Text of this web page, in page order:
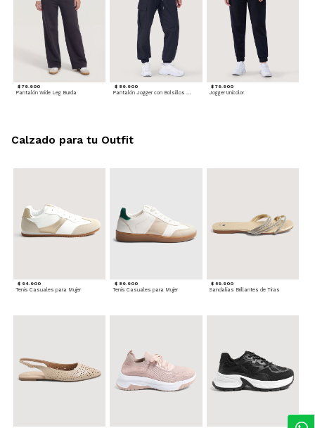
$ 79.900
Pantalón Wide Leg Burda
$ 89.900
Pantalón Jogger con Bolsillos Cargo
$ 79.900
Jogger Unicolor
$ 94.900
Tenis Casuales para Mujer
$ 89.900
Tenis Casuales para Mujer
$ 59.900
Sandalias Brillantes de Tiras
Calzado para tu Outfit